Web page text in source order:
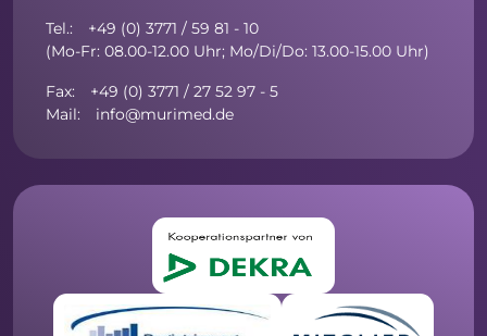
Tel.: +49 (0) 3771 / 59 81 - 10
(Mo-Fr: 08.00-12.00 Uhr; Mo/Di/Do: 13.00-15.00 Uhr)
Fax: +49 (0) 3771 / 27 52 97 - 5
Mail: info@murimed.de